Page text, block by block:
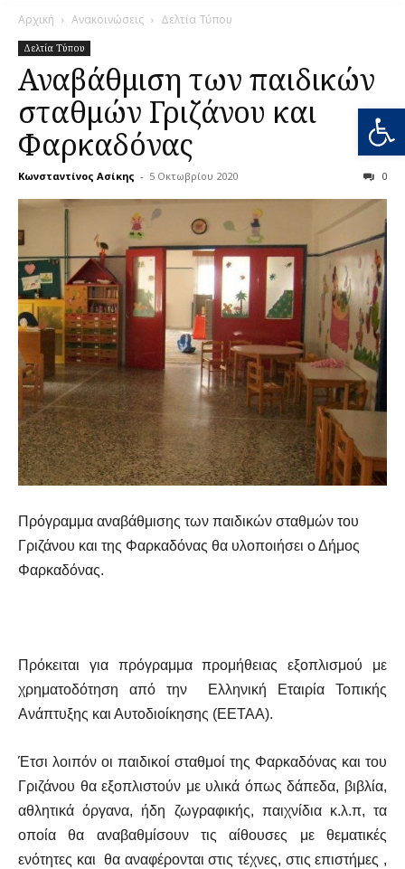
Αρχική Ανακοινώσεις Δελτία Τύπου
Δελτία Τύπου
Αναβάθμιση των παιδικών
σταθμών Γριζάνου και
Φαρκαδόνας
Κωνσταντίνος Ασίκης - 5 Οκτωβρίου 2020 0
Πρόγραμμα αναβάθμισης των παιδικών σταθμών του
Γριζάνου και της Φαρκαδόνας θα υλοποιήσει ο Δήμος
Φαρκαδόνας.
Πρόκειται για πρόγραμμα προμήθειας εξοπλισμού με
χρηματοδότηση από την Ελληνική Εταιρία Τοπικής
Ανάπτυξης και Αυτοδιοίκησης (ΕΕΤΑΑ).
Έτσι λοιπόν οι παιδικοί σταθμοί της Φαρκαδόνας και του
Γριζάνου θα εξοπλιστούν με υλικά όπως δάπεδα, βιβλία,
αθλητικά όργανα, ήδη ζωγραφικής, παιχνίδια κ.λ.π, τα
οποία θα αναβαθμίσουν τις αίθουσες με θεματικές
ενότητες και θα αναφέρονται στις τέχνες, στις επιστήμες ,